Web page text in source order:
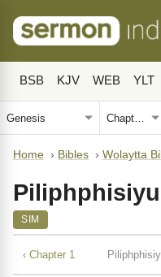
BSB KJV WEB YLT
Home › Bibles › Wolaytta
SIM
‹ Chapter 1